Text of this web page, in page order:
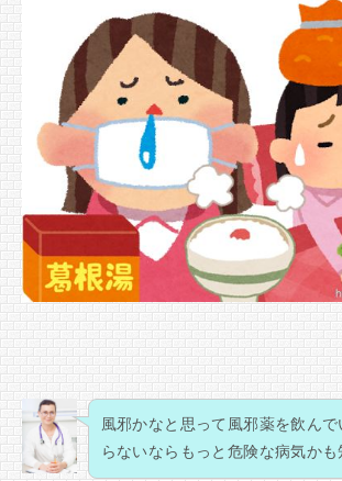
風邪かなと思って風邪薬を飲ん
らないならもっと危険な病気かも